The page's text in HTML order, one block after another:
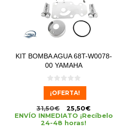
KIT BOMBA AGUA 68T-W0078-
00 YAMAHA
0
e
¡OFERTA!
31,50€ 25,50€
ENVÍO INMEDIATO ¡Recíbelo
24-48 horas!